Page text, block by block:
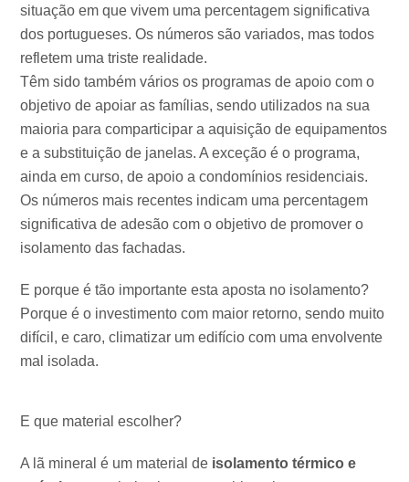
situação em que vivem uma percentagem significativa
dos portugueses. Os números são variados, mas todos
refletem uma triste realidade.
Têm sido também vários os programas de apoio com o
objetivo de apoiar as famílias, sendo utilizados na sua
maioria para comparticipar a aquisição de equipamentos
e a substituição de janelas. A exceção é o programa,
ainda em curso, de apoio a condomínios residenciais.
Os números mais recentes indicam uma percentagem
significativa de adesão com o objetivo de promover o
isolamento das fachadas.
E porque é tão importante esta aposta no isolamento?
Porque é o investimento com maior retorno, sendo muito
difícil, e caro, climatizar um edifício com uma envolvente
mal isolada.
E que material escolher?
A lã mineral é um material de isolamento térmico e